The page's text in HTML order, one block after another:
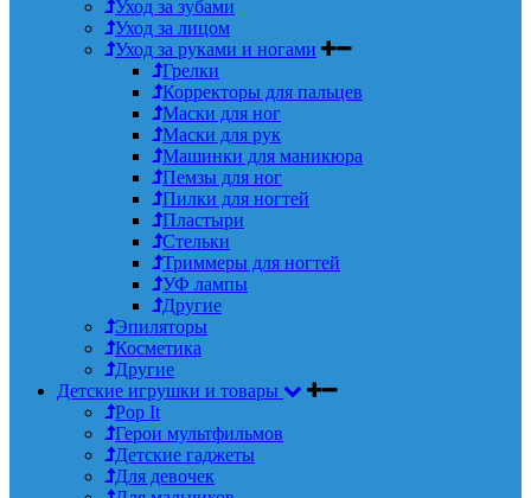
Уход за зубами
Уход за лицом
Уход за руками и ногами
Грелки
Корректоры для пальцев
Маски для ног
Маски для рук
Машинки для маникюра
Пемзы для ног
Пилки для ногтей
Пластыри
Стельки
Триммеры для ногтей
УФ лампы
Другие
Эпиляторы
Косметика
Другие
Детские игрушки и товары
Pop It
Герои мультфильмов
Детские гаджеты
Для девочек